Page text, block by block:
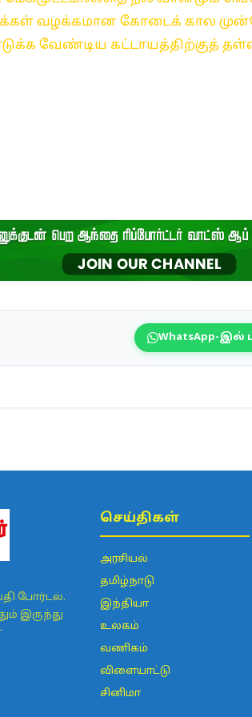
வழக்கமான கோடைக் கால
வேண்டிய கட்டாயத்திற்குத்
WhatsApp-இல்
போர்டல்.
இருந்து
செய்திகள்
அரசியல்
தமிழ்நாடு
இந்தியா
உலகம்
வணிகம்
விளையாட்டு
சினிமா